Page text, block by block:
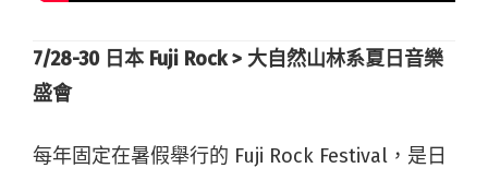
7/28-30 日本 Fuji Rock > 大自然山林系夏日音樂
盛會
每年固定在暑假舉行的 Fuji Rock Festival，是日